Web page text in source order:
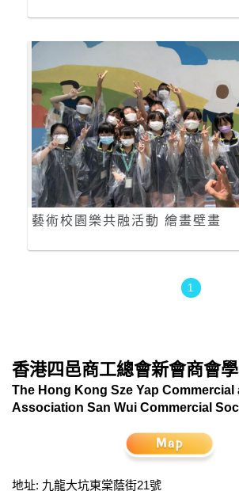
藝術校園樂共融活動 繪畫壁畫
1
香港四邑商工總會新會商會
The Hong Kong Sze Yap Commercial
Association San Wui Commercial
地址: 九龍大坑東棠蔭街21號